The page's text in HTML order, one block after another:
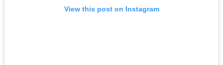
View this post on Instagram